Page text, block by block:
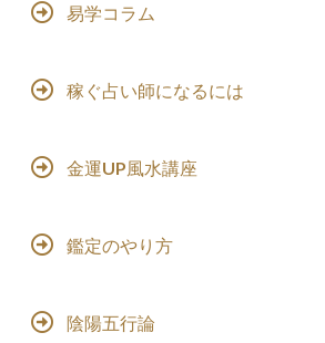
易学コラム
稼ぐ占い師になるには
金運UP風水講座
鑑定のやり方
陰陽五行論